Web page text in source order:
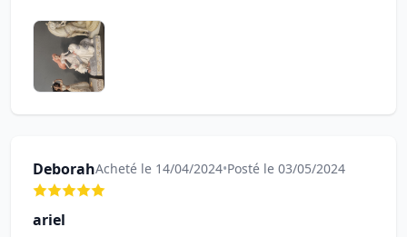
DeborahAcheté le 14/04/2024•Posté le 03/05/2024
ariel